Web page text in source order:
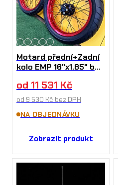
Motard přední+Zadní
kolo EMP 16"x1.85" bez
X/L1e/Talaria Sting
od 11 531 Kč
od 9 530 Kč bez DPH
NA OBJEDNÁVKU
Zobrazit produkt